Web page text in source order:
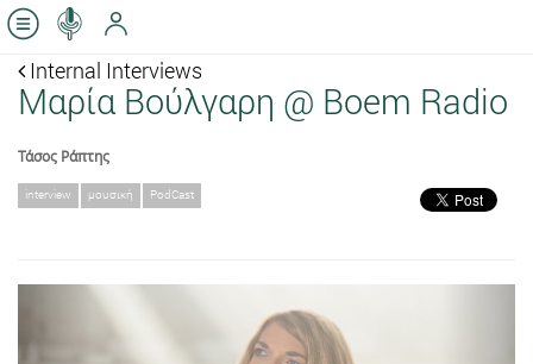
Internal Interviews
Μαρία Βούλγαρη @ Boem Radio
Τάσος Ράπτης
interview μουσική PodCast
Previous